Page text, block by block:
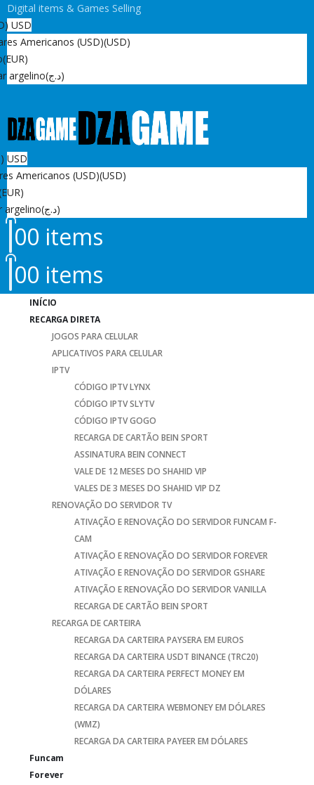
Digital items & Games Selling
USD
Americanos (USD)(USD)
(EUR)
argelino
(د.ج)
USD
Americanos (USD)(USD)
argelino
(د.ج)
00 items
00 items
INÍCIO
RECARGA DIRETA
JOGOS PARA CELULAR
APLICATIVOS PARA CELULAR
IPTV
CÓDIGO IPTV LYNX
CÓDIGO IPTV SLYTV
CÓDIGO IPTV GOGO
RECARGA DE CARTÃO BEIN SPORT
ASSINATURA BEIN CONNECT
VALE DE 12 MESES DO SHAHID VIP
VALES DE 3 MESES DO SHAHID VIP DZ
RENOVAÇÃO DO SERVIDOR TV
ATIVAÇÃO E RENOVAÇÃO DO SERVIDOR FUNCAM F-
CAM
ATIVAÇÃO E RENOVAÇÃO DO SERVIDOR FOREVER
ATIVAÇÃO E RENOVAÇÃO DO SERVIDOR GSHARE
ATIVAÇÃO E RENOVAÇÃO DO SERVIDOR VANILLA
RECARGA DE CARTÃO BEIN SPORT
RECARGA DE CARTEIRA
RECARGA DA CARTEIRA PAYSERA EM EUROS
RECARGA DA CARTEIRA USDT BINANCE (TRC20)
RECARGA DA CARTEIRA PERFECT MONEY EM
DÓLARES
RECARGA DA CARTEIRA WEBMONEY EM DÓLARES
(WMZ)
RECARGA DA CARTEIRA PAYEER EM DÓLARES
Funcam
Forever